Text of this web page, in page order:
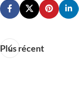
Plus récent